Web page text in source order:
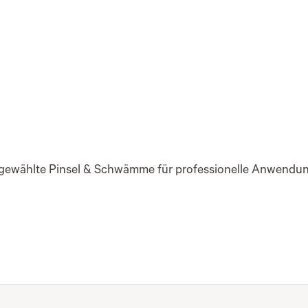
Pinsel & Schwämme für professionelle